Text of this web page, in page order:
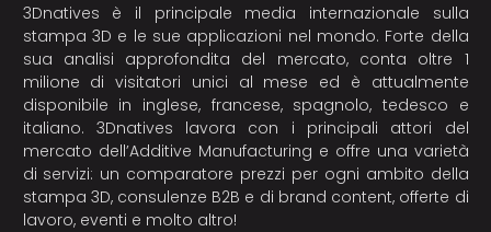
3Dnatives è il principale media internazionale sulla
stampa 3D e le sue applicazioni nel mondo. Forte della
sua analisi approfondita del mercato, conta oltre 1
milione di visitatori unici al mese ed è attualmente
disponibile in inglese, francese, spagnolo, tedesco e
italiano. 3Dnatives lavora con i principali attori del
mercato dell’Additive Manufacturing e offre una varietà
di servizi: un comparatore prezzi per ogni ambito della
stampa 3D, consulenze B2B e di brand content, offerte di
lavoro, eventi e molto altro!